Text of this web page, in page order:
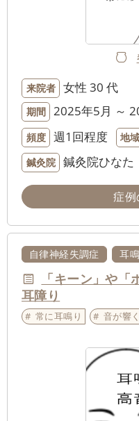
来院者 女性 30 代
期間 2025年5月 ～
頻度 週1回程度 地域
鍼灸院 鍼灸院ひな
症例
自律神経失調症 耳鳴
「キーン」や
耳障り
常に耳鳴り 音が響く